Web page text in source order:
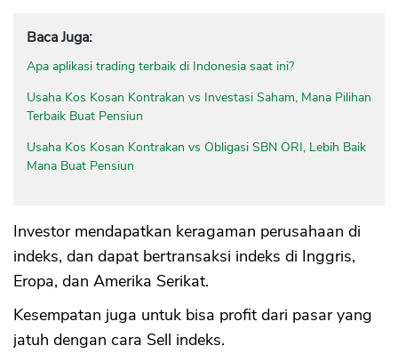
Baca Juga:
Apa aplikasi trading terbaik di Indonesia saat ini?
Usaha Kos Kosan Kontrakan vs Investasi Saham, Mana Pilihan
Terbaik Buat Pensiun
Usaha Kos Kosan Kontrakan vs Obligasi SBN ORI, Lebih Baik
Mana Buat Pensiun
Investor mendapatkan keragaman perusahaan di
indeks, dan dapat bertransaksi indeks di Inggris,
Eropa, dan Amerika Serikat.
Kesempatan juga untuk bisa profit dari pasar yang
jatuh dengan cara Sell indeks.